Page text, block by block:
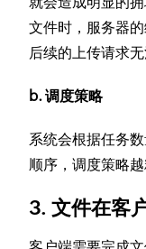
文件时，服务器
后续的上传请求
b. 调度策略
系统会根据任务
顺序，调度策略
3. 文件在客